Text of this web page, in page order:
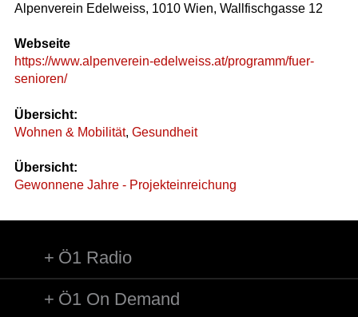
Alpenverein Edelweiss, 1010 Wien, Wallfischgasse 12
Webseite
https://www.alpenverein-edelweiss.at/programm/fuer-
senioren/
Übersicht:
Wohnen & Mobilität, Gesundheit
Übersicht:
Gewonnene Jahre - Projekteinreichung
Ö1 Radio
Ö1 On Demand